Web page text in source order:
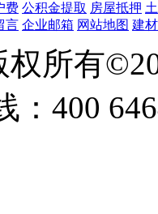
费 公积金提取 房屋抵押
言 企业邮箱 网站地图 建
权所有
：400